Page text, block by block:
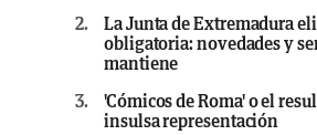
2.
La Junta de Extremadura
obligatoria: novedades y
mantiene
3.
'Cómicos de Roma' o el
insulsa representación